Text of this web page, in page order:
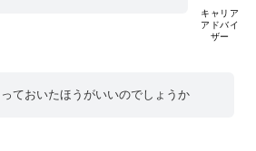
キャリア
アドバイ
ザー
ておいたほうがいいのでしょうか